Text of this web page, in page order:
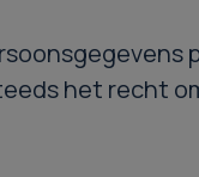
het recht